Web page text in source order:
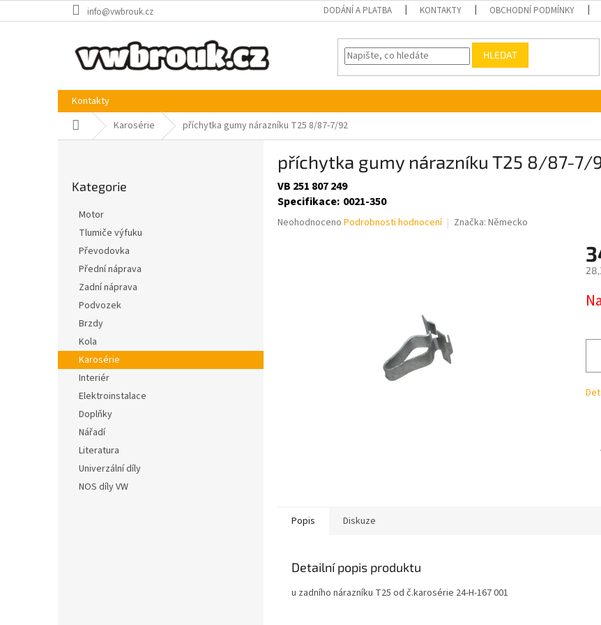
na
info@vwbrouk.cz DODÁNÍ A PLATBA KONTAKTY OBCHODNÍ PODMÍNKY
HLEDAT
Kontakty
Domů Karosérie příchytka gumy nárazníku T25 8/87-7/92
l
kategorie
Kategorie
Motor
Tlumiče výfuku
Převodovka
Přední náprava
Zadní náprava
Podvozek
Brzdy
Kola
Karosérie
Interiér
Elektroinstalace
Doplňky
Nářadí
Literatura
Univerzální díly
NOS díly VW
příchytka gumy nárazníku T25 8/87-7/
VB 251 807 249
Specifikace: 0021-350
Průměrné
Neohodnoceno Podrobnosti hodnocení Značka: Německo
Popis Diskuze
Detailní popis produktu
u zadního nárazníku T25 od č.karosérie 24-H-167 001